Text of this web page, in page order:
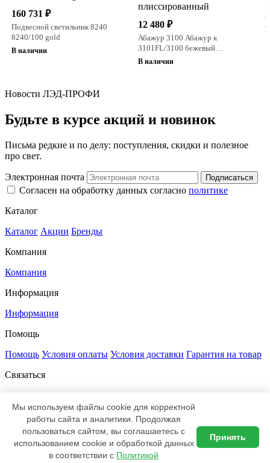
160 731 ₽
Подвесной светильник 8240
8240/100 gold
В наличии
12 480 ₽
Абажур 3100 Абажур к
3101FL/3100 бежевый
плиссированный
В наличии
В
Новости ЛЭД-ПРОФИ
Будьте в курсе акций и новинок
Письма редкие и по делу: поступления, скидки и полезное
про свет.
Электронная почта Подписаться
Согласен на обработку данных согласно политике
Каталог
Каталог Акции Бренды
Компания
Компания
Информация
Информация
Помощь
Помощь Условия оплаты Условия доставки Гарантия на товар
Связаться
197348, Санкт-Петербург,
Коломяжский проспект, дом 10,
литер Д, офис 335
2017–2026 © ЛЭД-ПРОФИ — интернет-магазин освещения
Доставка по всей России Политика обработки персональных
Мы используем файлы cookie для корректной
работы сайта и аналитики. Продолжая
пользоваться сайтом, вы соглашаетесь с
использованием cookie и обработкой данных
в соответствии с Политикой
Принять